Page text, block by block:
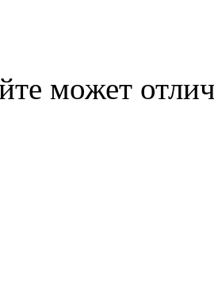
может